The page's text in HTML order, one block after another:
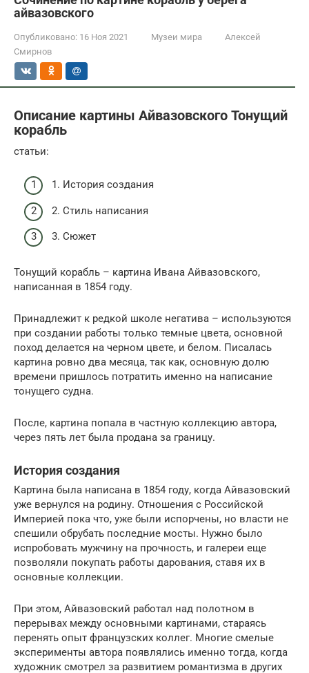
айвазовского
Опубликовано: 16 Ноя 2021 Музеи мира
Алексей
Смирнов
Описание картины Айвазовского Тонущий
корабль
статьи:
1. История создания
2. Стиль написания
3. Сюжет
Тонущий корабль – картина Ивана Айвазовского,
написанная в 1854 году.
Принадлежит к редкой школе негатива – используются
при создании работы только темные цвета, основной
поход делается на черном цвете, и белом. Писалась
картина ровно два месяца, так как, основную долю
времени пришлось потратить именно на написание
тонущего судна.
После, картина попала в частную коллекцию автора,
через пять лет была продана за границу.
История создания
Картина была написана в 1854 году, когда Айвазовский
уже вернулся на родину. Отношения с Российской
Империей пока что, уже были испорчены, но власти не
спешили обрубать последние мосты. Нужно было
испробовать мужчину на прочность, и галереи еще
позволяли покупать работы дарования, ставя их в
основные коллекции.
При этом, Айвазовский работал над полотном в
перерывах между основными картинами, стараясь
перенять опыт французских коллег. Многие смелые
эксперименты автора появлялись именно тогда, когда
художник смотрел за развитием романтизма в других